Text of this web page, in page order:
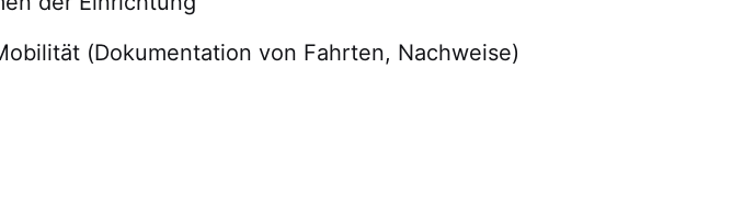
(Dokumentation von Fahrten, Nachweise)